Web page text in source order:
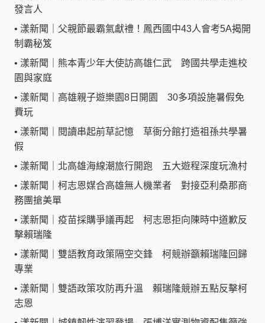
發言人
• 漾新聞｜父親節最霸氣獻禮！鳳西國中43人會考5A揭開
制霸秘笈
• 漾新聞｜熊本青少年大使訪高雄仁武 跨國共學走進校
園與家庭
• 漾新聞｜高雄親子遊樂園8日開園 30多項設施暑假免
費玩
• 漾新聞｜閱讀串起前草記憶 草衙分館打造祖孫共學暑
假
• 漾新聞｜北高雄海線潮旅行開跑 五大遊程深度玩漁村
• 漾新聞｜柯志恩媒合高雄無人機業者 對接亞利桑那商
務團搶美單
• 漾新聞｜疫苗採購爭議再起 柯志恩拒向陳時中道歉反
擊賴瑞隆
• 漾新聞｜雙語教育政策隔空交鋒 柯競辦籲賴瑞隆回歸
專業
• 漾新聞｜雙語政策攻防再升溫 賴瑞隆競辦五點反擊柯
志恩